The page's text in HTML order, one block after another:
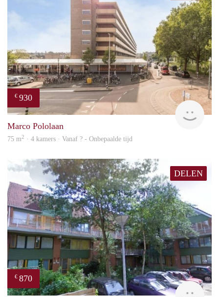
€ 930
Marco Pololaan
75 m2 · 4 kamers · Vanaf ? - Onbepaalde tijd
DELEN
€ 870
rent